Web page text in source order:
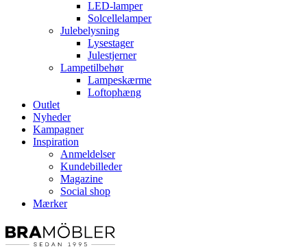
LED-lamper
Solcellelamper
Julebelysning
Lysestager
Julestjerner
Lampetilbehør
Lampeskærme
Loftophæng
Outlet
Nyheder
Kampagner
Inspiration
Anmeldelser
Kundebilleder
Magazine
Social shop
Mærker